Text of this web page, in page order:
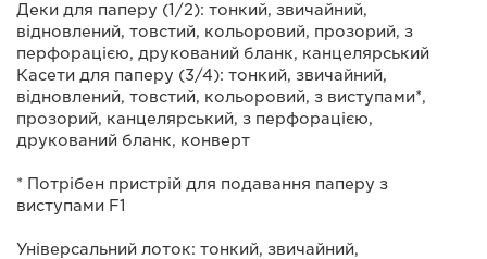
Деки для паперу (1/2): тонкий, звичайний,
відновлений, товстий, кольоровий, прозорий, з
перфорацією, друкований бланк, канцелярський
Касети для паперу (3/4): тонкий, звичайний,
відновлений, товстий, кольоровий, з виступами*,
прозорий, канцелярський, з перфорацією,
друкований бланк, конверт
* Потрібен пристрій для подавання паперу з
виступами F1
Універсальний лоток: тонкий, звичайний,